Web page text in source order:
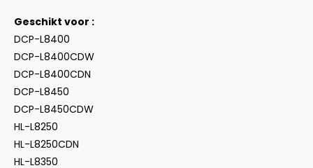
Geschikt voor :
DCP-L8400
DCP-L8400CDW
DCP-L8400CDN
DCP-L8450
DCP-L8450CDW
HL-L8250
HL-L8250CDN
HL-L8350